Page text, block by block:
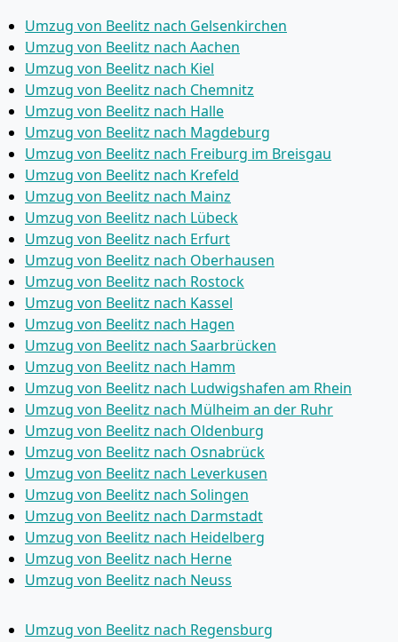
Umzug von Beelitz nach Gelsenkirchen
Umzug von Beelitz nach Aachen
Umzug von Beelitz nach Kiel
Umzug von Beelitz nach Chemnitz
Umzug von Beelitz nach Halle
Umzug von Beelitz nach Magdeburg
Umzug von Beelitz nach Freiburg im Breisgau
Umzug von Beelitz nach Krefeld
Umzug von Beelitz nach Mainz
Umzug von Beelitz nach Lübeck
Umzug von Beelitz nach Erfurt
Umzug von Beelitz nach Oberhausen
Umzug von Beelitz nach Rostock
Umzug von Beelitz nach Kassel
Umzug von Beelitz nach Hagen
Umzug von Beelitz nach Saarbrücken
Umzug von Beelitz nach Hamm
Umzug von Beelitz nach Ludwigshafen am Rhein
Umzug von Beelitz nach Mülheim an der Ruhr
Umzug von Beelitz nach Oldenburg
Umzug von Beelitz nach Osnabrück
Umzug von Beelitz nach Leverkusen
Umzug von Beelitz nach Solingen
Umzug von Beelitz nach Darmstadt
Umzug von Beelitz nach Heidelberg
Umzug von Beelitz nach Herne
Umzug von Beelitz nach Neuss
Umzug von Beelitz nach Regensburg